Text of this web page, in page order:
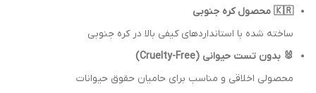
🇰🇷 محصول کره جنوبی
ساخته شده با استانداردهای کیفی بالا در کره جنوبی
🐰 بدون تست حیوانی (Cruelty-Free)
محصولی اخلاقی و مناسب برای حامیان حقوق حیوانات